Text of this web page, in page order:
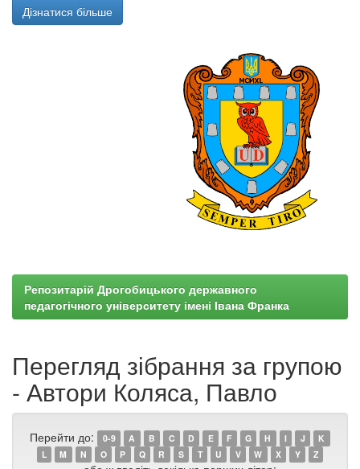
Дізнатися більше
Репозитарій Дрогобицького державного
педагогічного університету імені Івана Франка
Перегляд зібрання за групою
- Автори Коляса, Павло
Перейти до: 0-9 A B C D E F G H I J
K
L
M N O P Q R S T U V W X Y Z